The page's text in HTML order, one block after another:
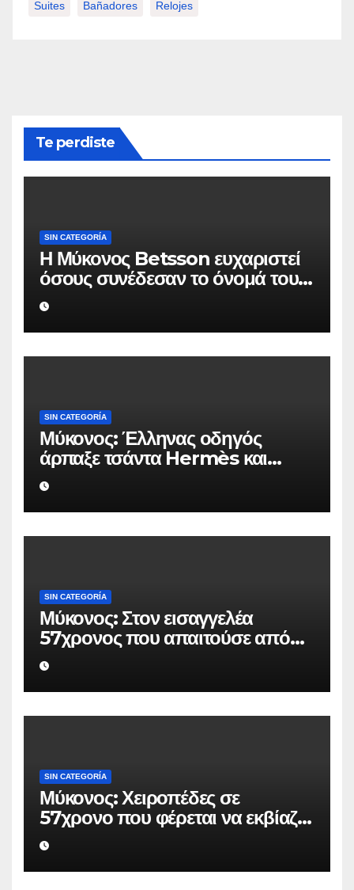
Suites Bañadores Relojes
Te perdiste
SIN CATEGORÍA
Η Μύκονος Betsson ευχαριστεί
όσους συνέδεσαν το όνομά τους
με την ιστορική χρονιά
SIN CATEGORÍA
Μύκονος: Έλληνας οδηγός
άρπαξε τσάντα Hermès και
Rolex αξίας 75.000 ευρώ από
Ουκρανό τουρίστα
SIN CATEGORÍA
Μύκονος: Στον εισαγγελέα
57χρονος που απαιτούσε από
επιχειρηματία 80.000 ευρώ για
να μην κάνει καταγγελίες σε
βάρος του
SIN CATEGORÍA
Μύκονος: Χειροπέδες σε
57χρονο που φέρεται να εκβίαζε
επιχείρηση για να «θάψει»
ψευδείς καταγγελίες – Η παγίδα
που του έστησε η ΕΛ.ΑΣ.